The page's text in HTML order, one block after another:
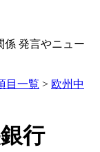
係 発言やニュー
目一覧 > 欧州中
行